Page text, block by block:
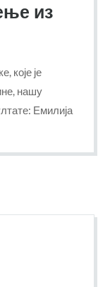
из
које је
нашу
Емилија